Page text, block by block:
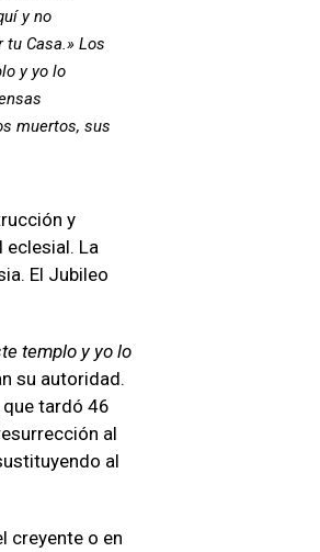
y no
Casa.» Los
y yo lo
muertos, sus
y
La
El Jubileo
templo y yo lo
su autoridad.
tardó 46
al
al
creyente o en